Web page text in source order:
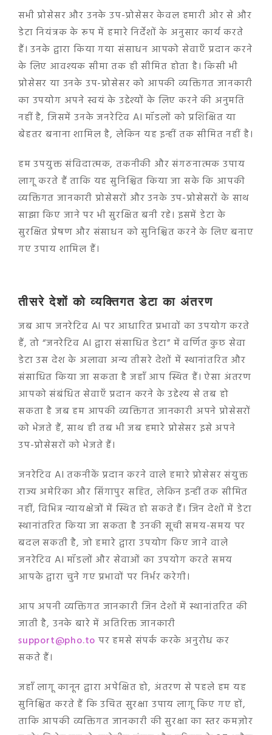
सभी प्रोसेसर और उनके उप-प्रोसेसर केवल हमारी ओर से और
डेटा नियंत्रक के रूप में हमारे निर्देशों के अनुसार कार्य करते
हैं। उनके द्वारा किया गया संसाधन आपको सेवाएँ प्रदान करने
के लिए आवश्यक सीमा तक ही सीमित होता है। किसी भी
प्रोसेसर या उनके उप-प्रोसेसर को आपकी व्यक्तिगत जानकारी
का उपयोग अपने स्वयं के उद्देश्यों के लिए करने की अनुमति
नहीं है, जिसमें उनके जनरेटिव AI मॉडलों को प्रशिक्षित या
बेहतर बनाना शामिल है, लेकिन यह इन्हीं तक सीमित नहीं है।
हम उपयुक्त संविदात्मक, तकनीकी और संगठनात्मक उपाय
लागू करते हैं ताकि यह सुनिश्चित किया जा सके कि आपकी
व्यक्तिगत जानकारी प्रोसेसरों और उनके उप-प्रोसेसरों के साथ
साझा किए जाने पर भी सुरक्षित बनी रहे। इसमें डेटा के
सुरक्षित प्रेषण और संसाधन को सुनिश्चित करने के लिए बनाए
गए उपाय शामिल हैं।
तीसरे देशों को व्यक्तिगत डेटा का अंतरण
जब आप जनरेटिव AI पर आधारित प्रभावों का उपयोग करते
हैं, तो “जनरेटिव AI द्वारा संसाधित डेटा” में वर्णित कुछ सेवा
डेटा उस देश के अलावा अन्य तीसरे देशों में स्थानांतरित और
संसाधित किया जा सकता है जहाँ आप स्थित हैं। ऐसा अंतरण
आपको संबंधित सेवाएँ प्रदान करने के उद्देश्य से तब हो
सकता है जब हम आपकी व्यक्तिगत जानकारी अपने प्रोसेसरों
को भेजते हैं, साथ ही तब भी जब हमारे प्रोसेसर इसे अपने
उप-प्रोसेसरों को भेजते हैं।
जनरेटिव AI तकनीकें प्रदान करने वाले हमारे प्रोसेसर संयुक्त
राज्य अमेरिका और सिंगापुर सहित, लेकिन इन्हीं तक सीमित
नहीं, विभिन्न न्यायक्षेत्रों में स्थित हो सकते हैं। जिन देशों में डेटा
स्थानांतरित किया जा सकता है उनकी सूची समय-समय पर
बदल सकती है, जो हमारे द्वारा उपयोग किए जाने वाले
जनरेटिव AI मॉडलों और सेवाओं का उपयोग करते समय
आपके द्वारा चुने गए प्रभावों पर निर्भर करेगी।
आप अपनी व्यक्तिगत जानकारी जिन देशों में स्थानांतरित की
जाती है, उनके बारे में अतिरिक्त जानकारी
support@pho.to पर हमसे संपर्क करके अनुरोध कर
सकते हैं।
जहाँ लागू कानून द्वारा अपेक्षित हो, अंतरण से पहले हम यह
सुनिश्चित करते हैं कि उचित सुरक्षा उपाय लागू किए गए हों,
ताकि आपकी व्यक्तिगत जानकारी की सुरक्षा का स्तर कमज़ोर